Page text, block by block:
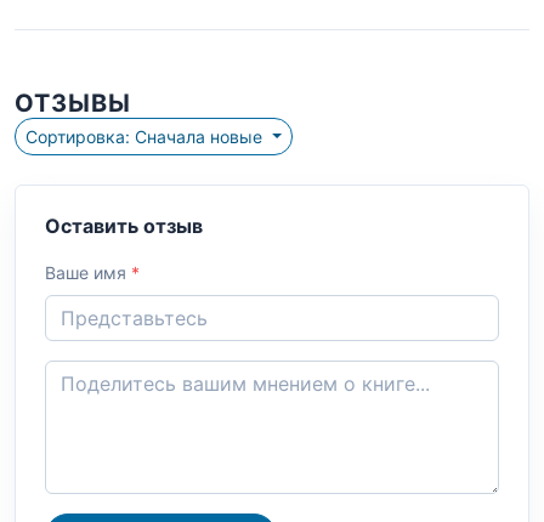
ОТЗЫВЫ
Сортировка: Сначала новые
Оставить отзыв
Ваше имя *